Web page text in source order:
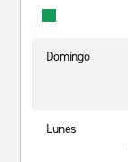
Domingo
Lunes